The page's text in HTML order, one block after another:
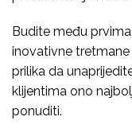
Budite među
inovativne
prilika da
klijentima ono
ponuditi.